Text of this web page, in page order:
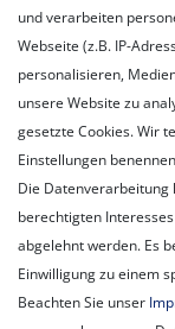
Registrieren
Login
Unternehmen
Unser Ballon-
Unsere Mitarbeiter
Datenschutzerklärung
AGB
Impressum
und verarbeiten
Webseite (z.B. IP-
personalisieren,
unsere Website zu
gesetzte Cookies. Wir
Einstellungen
Die Datenverarbeitung
berechtigten
abgelehnt werden. Es
Einwilligung zu einem
Beachten Sie unser